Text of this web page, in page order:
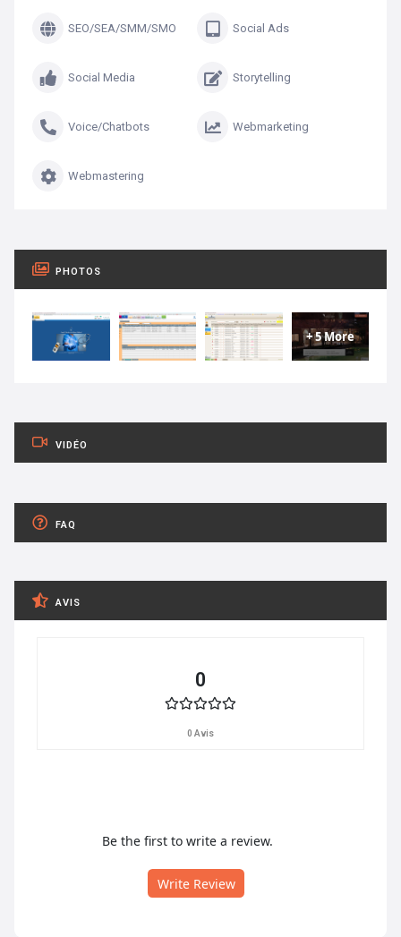
SEO/SEA/SMM/SMO Social Ads
Social Media Storytelling
Voice/Chatbots Webmarketing
Webmastering
PHOTOS
+ 5 More
VIDÉO
FAQ
AVIS
0
0 Avis
Be the first to write a review.
Write Review